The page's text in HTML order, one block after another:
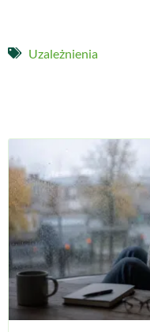
Uzależnienia